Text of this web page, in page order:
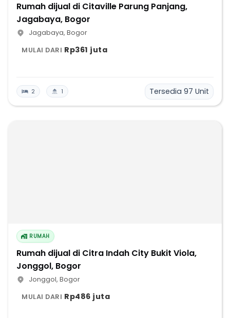
Rumah dijual di Citaville Parung Panjang,
Jagabaya, Bogor
Jagabaya, Bogor
MULAI DARI Rp361 juta
2 1 Tersedia 97 Unit
RUMAH
Rumah dijual di Citra Indah City Bukit Viola,
Jonggol, Bogor
Jonggol, Bogor
MULAI DARI Rp486 juta